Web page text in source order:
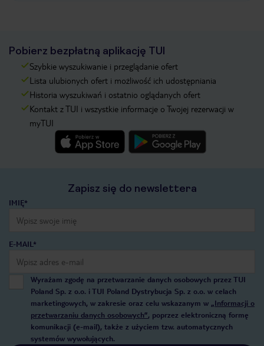
Pobierz bezpłatną aplikację TUI
Szybkie wyszukiwanie i przeglądanie ofert
Lista ulubionych ofert i możliwość ich udostępniania
Historia wyszukiwań i ostatnio oglądanych ofert
Kontakt z TUI i wszystkie informacje o Twojej rezerwacji w
myTUI
Zapisz się do newslettera
IMIĘ*
E-MAIL*
Wyrażam zgodę na przetwarzanie danych osobowych przez TUI
Poland Sp. z o.o. i TUI Poland Dystrybucja Sp. z o.o. w celach
marketingowych, w zakresie oraz celu wskazanym w „Informacji o
przetwarzaniu danych osobowych”, poprzez elektroniczną formę
komunikacji (e-mail), także z użyciem tzw. automatycznych
systemów wywołujących.